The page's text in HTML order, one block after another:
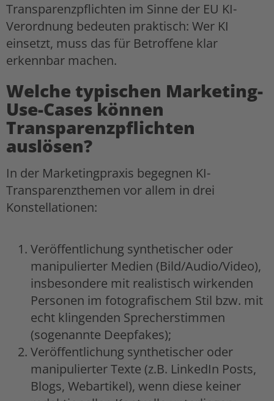
Transparenzpflichten im Sinne der EU KI-
Verordnung bedeuten praktisch: Wer KI
einsetzt, muss das für Betroffene klar
erkennbar machen.
Welche typischen Marketing-
Use-Cases können
Transparenzpflichten
auslösen?
In der Marketingpraxis begegnen KI-
Transparenzthemen vor allem in drei
Konstellationen:
Veröffentlichung synthetischer oder
manipulierter Medien (Bild/Audio/Video),
insbesondere mit realistisch wirkenden
Personen im fotografischem Stil bzw. mit
echt klingenden Sprecherstimmen
(sogenannte Deepfakes);
Veröffentlichung synthetischer oder
manipulierter Texte (z.B. LinkedIn Posts,
Blogs, Webartikel), wenn diese keiner